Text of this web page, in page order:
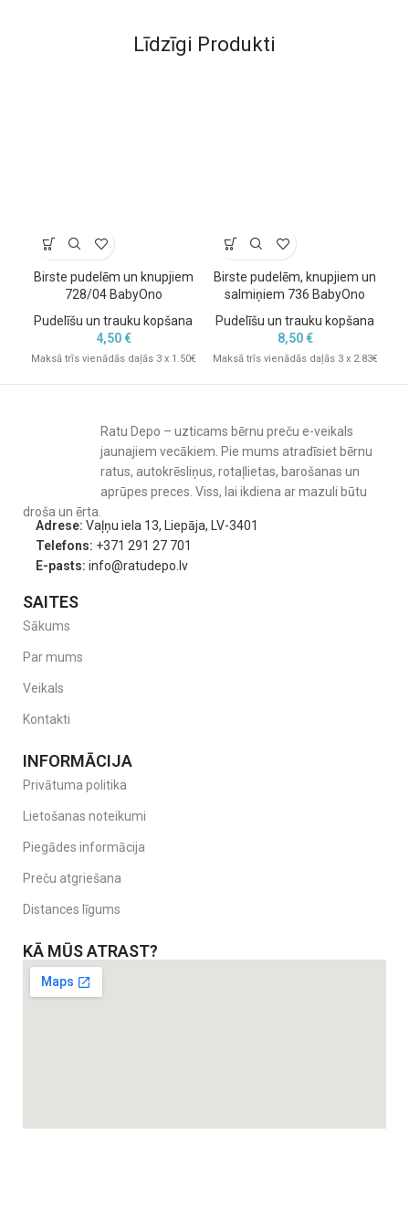
Līdzīgi Produkti
Birste pudelēm un knupjiem
728/04 BabyOno
Pudelīšu un trauku kopšana
4,50€
Maksā trīs vienādās daļās 3 x 1.50€
Birste pudelēm, knupjiem un
salmiņiem 736 BabyOno
Pudelīšu un trauku kopšana
8,50€
Maksā trīs vienādās daļās 3 x 2.83€
Ratu Depo – uzticams bērnu preču e-veikals
jaunajiem vecākiem. Pie mums atradīsiet bērnu
ratus, autokrēsliņus, rotaļlietas, barošanas un
aprūpes preces. Viss, lai ikdiena ar mazuli būtu
droša un ērta.
Adrese: Vaļņu iela 13, Liepāja, LV-3401
Telefons: +371 291 27 701
E-pasts: info@ratudepo.lv
SAITES
Sākums
Par mums
Veikals
Kontakti
INFORMĀCIJA
Privātuma politika
Lietošanas noteikumi
Piegādes informācija
Preču atgriešana
Distances līgums
KĀ MŪS ATRAST?